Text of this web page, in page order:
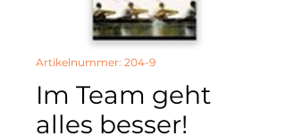
Artikelnummer: 204-9
Im Team geht
alles besser!